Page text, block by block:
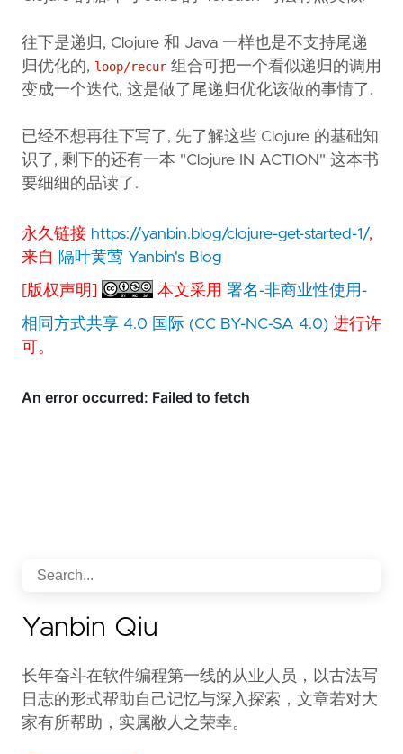
往下是递归, Clojure 和 Java 一样也是不支持尾递
归优化的, loop/recur 组合可把一个看似递归的调用
变成一个迭代, 这是做了尾递归优化该做的事情了.
已经不想再往下写了, 先了解这些 Clojure 的基础知
识了, 剩下的还有一本 "Clojure IN ACTION" 这本书
要细细的品读了.
永久链接 https://yanbin.blog/clojure-get-started-1/,
来自
隔叶黄莺 Yanbin's Blog
[版权声明] 本文采用署名-非商业性使用-
相同方式共享 4.0 国际 (CC BY-NC-SA 4.0) 进行许
可。
Yanbin Qiu
长年奋斗在软件编程第一线的从业人员，以古法写
日志的形式帮助自己记忆与深入探索，文章若对大
家有所帮助，实属敝人之荣幸。